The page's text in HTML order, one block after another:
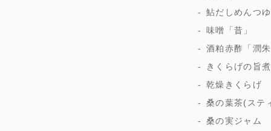
鮎だしめんつゆ
味噌「昔」
酒粕赤酢「潤朱
きくらげの旨煮
乾燥きくらげ
桑の葉茶(ステ
桑の実ジャム